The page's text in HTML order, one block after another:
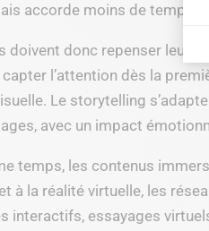
accorde moins de temps à
doivent donc repenser leur
l’attention dès la
Le storytelling
avec un impact
temps, les contenus
à la réalité virtuelle, les
interactifs, essayages